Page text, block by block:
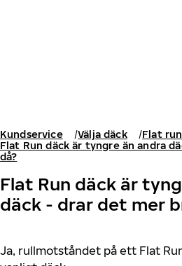
Kundservice Välja däck
Flat
Flat Run däck är tyngre än andra
då?
Flat Run däck är
däck - drar det mer
Ja, rullmotståndet på ett Flat